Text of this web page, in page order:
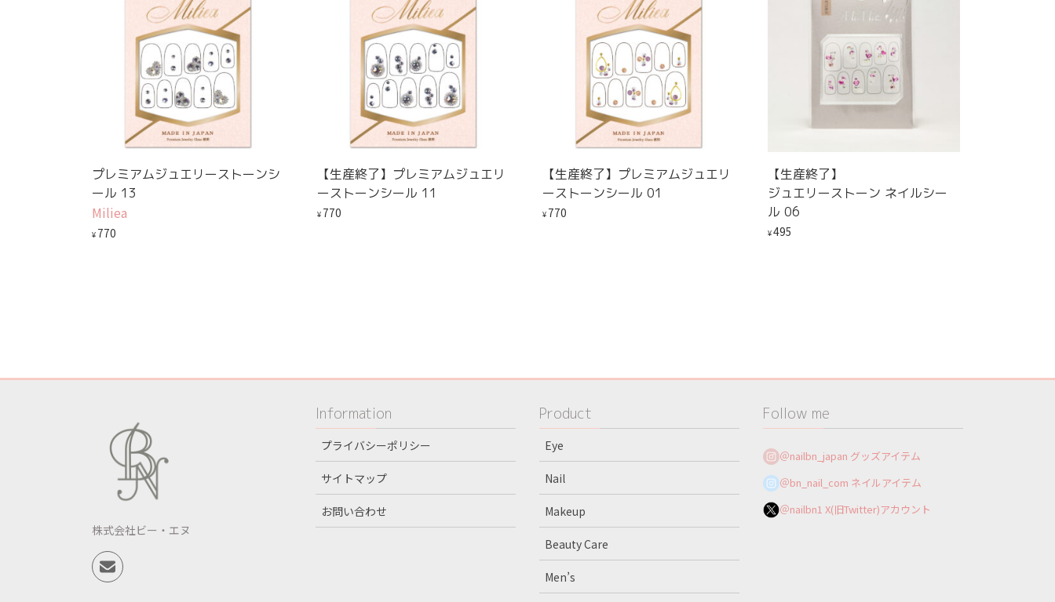
プレミアムジュエリーストーンシ
ール 13
Miliea
¥ 770
【生産終了】プレミアムジュエリ
ーストーンシール 11
¥ 770
【生産終了】プレミアムジュエリ
ーストーンシール 01
¥ 770
【生産終了】
ジュエリーストーン ネイルシー
ル 06
¥495
株式会社ビー・エヌ
Information
プライバシーポリシー
サイトマップ
お問い合わせ
Product
Eye
Nail
Makeup
Beauty Care
Men’s
Follow me
＠nailbn_japan グッズアイテム
＠bn_nail_com ネイルアイテム
＠nailbn1 X(旧Twitter)アカウント